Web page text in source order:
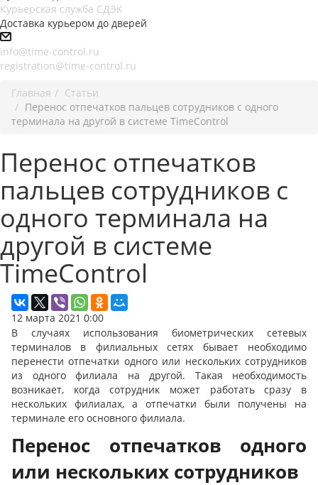
Курьерская служба СДЭК
Доставка курьером до дверей
info@time-control.ru
registration@time-control.ru
Главная
Статьи
Перенос отпечатков пальцев сотрудников с одного
терминала на другой в системе TimeControl
Перенос отпечатков
пальцев сотрудников с
одного терминала на
другой в системе
TimeControl
12 марта 2021 0:00
В случаях использования биометрических сетевых
терминалов в филиальных сетях бывает необходимо
перенести отпечатки одного или нескольких сотрудников
из одного филиала на другой. Такая необходимость
возникает, когда сотрудник может работать сразу в
нескольких филиалах, а отпечатки были получены на
терминале его основного филиала.
Перенос отпечатков одного
или нескольких сотрудников